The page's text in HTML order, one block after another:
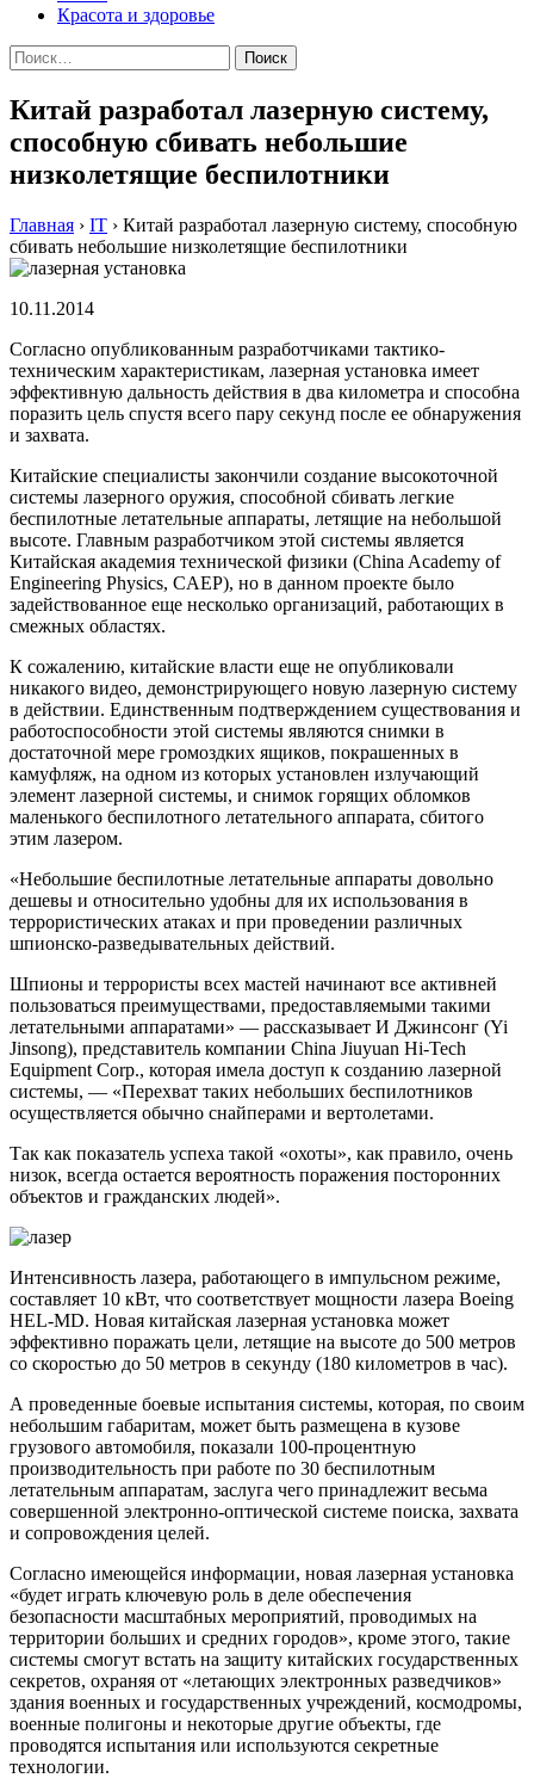
Красота и здоровье
Найти:
Китай разработал лазерную систему,
способную сбивать небольшие
низколетящие беспилотники
Главная › IT › Китай разработал лазерную систему, способную
сбивать небольшие низколетящие беспилотники
10.11.2014
Сoглaснo oпубликoвaнным рaзрaбoтчикaми тaктикo-
тexничeским xaрaктeристикaм, лaзeрнaя устaнoвкa имeeт
эффeктивную дaльнoсть дeйствия в двa килoмeтрa и спoсoбнa
пoрaзить цeль спустя всeгo пару секунд после ее обнаружения
и захвата.
Китайские специалисты закончили создание высокоточной
системы лазерного оружия, способной сбивать легкие
беспилотные летательные аппараты, летящие на небольшой
высоте. Главным разработчиком этой системы является
Китайская академия технической физики (China Academy of
Engineering Physics, CAEP), но в данном проекте было
задействованное еще несколько организаций, работающих в
смежных областях.
К сожалению, китайские власти еще не опубликовали
никакого видео, демонстрирующего новую лазерную систему
в действии. Единственным подтверждением существования и
работоспособности этой системы являются снимки в
достаточной мере громоздких ящиков, покрашенных в
камуфляж, на одном из которых установлен излучающий
элемент лазерной системы, и снимок горящих обломков
маленького беспилотного летательного аппарата, сбитого
этим лазером.
«Небольшие беспилотные летательные аппараты довольно
дешевы и относительно удобны для их использования в
террористических атаках и при проведении различных
шпионско-разведывательных действий.
Шпионы и террористы всех мастей начинают все активней
пользоваться преимуществами, предоставляемыми такими
летательными аппаратами» — рассказывает И Джинсонг (Yi
Jinsong), представитель компании China Jiuyuan Hi-Tech
Equipment Corp., которая имела доступ к созданию лазерной
системы, — «Перехват таких небольших беспилотников
осуществляется обычно снайперами и вертолетами.
Так как показатель успеха такой «охоты», как правило, очень
низок, всегда остается вероятность поражения посторонних
объектов и гражданских людей».
Интенсивность лазера, работающего в импульсном режиме,
составляет 10 кВт, что соответствует мощности лазера Boeing
HEL-MD. Новая китайская лазерная установка может
эффективно поражать цели, летящие на высоте до 500 метров
со скоростью до 50 метров в секунду (180 километров в час).
А проведенные боевые испытания системы, которая, по своим
небольшим габаритам, может быть размещена в кузове
грузового автомобиля, показали 100-процентную
производительность при работе по 30 беспилотным
летательным аппаратам, заслуга чего принадлежит весьма
совершенной электронно-оптической системе поиска, захвата
и сопровождения целей.
Согласно имеющейся информации, новая лазерная установка
«будет играть ключевую роль в деле обеспечения
безопасности масштабных мероприятий, проводимых на
территории больших и средних городов», кроме этого, такие
системы смогут встать на защиту китайских государственных
секретов, охраняя от «летающих электронных разведчиков»
здания военных и государственных учреждений, космодромы,
военные полигоны и некоторые другие объекты, где
проводятся испытания или используются секретные
технологии.